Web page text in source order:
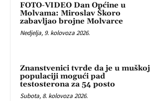
FOTO-VIDEO Dan Općine u
Molvama: Miroslav Škoro
zabavljao brojne Molvarce
Nedjelja, 9. kolovoza 2026.
Znanstvenici tvrde da je u muškoj
populaciji mogući pad
testosterona za 54 posto
Subota, 8. kolovoza 2026.